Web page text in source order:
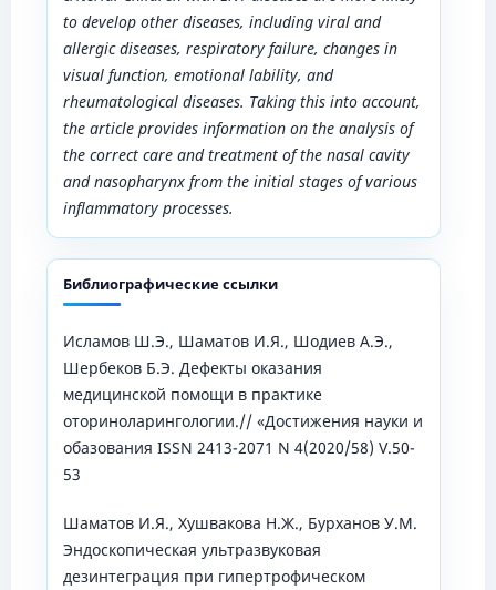
to develop other diseases, including viral and
allergic diseases, respiratory failure, changes in
visual function, emotional lability, and
rheumatological diseases. Taking this into account,
the article provides information on the analysis of
the correct care and treatment of the nasal cavity
and nasopharynx from the initial stages of various
inflammatory processes.
Библиографические ссылки
Исламов Ш.Э., Шаматов И.Я., Шодиев А.Э.,
Шербеков Б.Э. Дефекты оказания
медицинской помощи в практике
оториноларингологии.// «Достижения науки и
обазования ISSN 2413-2071 N 4(2020/58) V.50-
53
Шаматов И.Я., Хушвакова Н.Ж., Бурханов У.М.
Эндоскопическая ультразвуковая
дезинтеграция при гипертрофическом